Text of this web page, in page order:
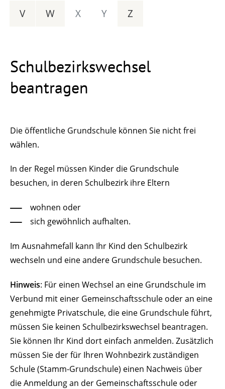
V W X Y Z
Schulbezirkswechsel
beantragen
Die öffentliche Grundschule können Sie nicht frei
wählen.
In der Regel müssen Kinder die Grundschule
besuchen, in deren Schulbezirk ihre Eltern
wohnen oder
sich gewöhnlich aufhalten.
Im Ausnahmefall kann Ihr Kind den Schulbezirk
wechseln und eine andere Grundschule besuchen.
Hinweis: Für einen Wechsel an eine Grundschule im
Verbund mit einer Gemeinschaftsschule oder an eine
genehmigte Privatschule, die eine Grundschule führt,
müssen Sie keinen Schulbezirkswechsel beantragen.
Sie können Ihr Kind dort einfach anmelden. Zusätzlich
müssen Sie der für Ihren Wohnbezirk zuständigen
Schule (Stamm-Grundschule) einen Nachweis über
die Anmeldung an der Gemeinschaftsschule oder